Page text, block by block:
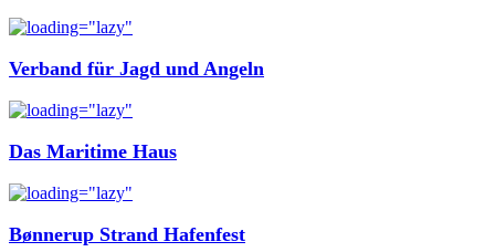
Verband für Jagd und Angeln
Das Maritime Haus
Bønnerup Strand Hafenfest